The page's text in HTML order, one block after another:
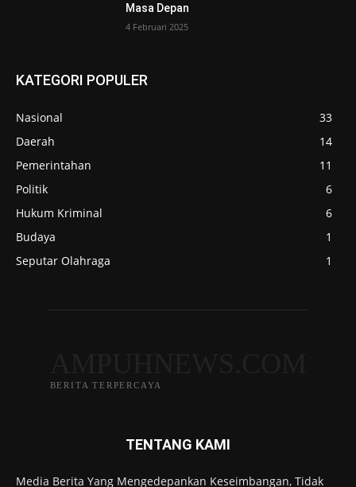
Masa Depan
4 Februari 2025
KATEGORI POPULER
Nasional
33
Daerah
14
Pemerintahan
11
Politik
6
Hukum Kriminal
6
Budaya
1
Seputar Olahraga
1
BERITA TERPERCAYA
TENTANG KAMI
Media Berita Yang Mengedepankan Keseimbangan, Tidak